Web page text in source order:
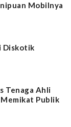
Mobilnya
Diskotik
Tenaga Ahli
Publik